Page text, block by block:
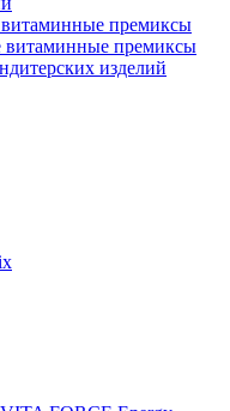
премиксы
премиксы
изделий